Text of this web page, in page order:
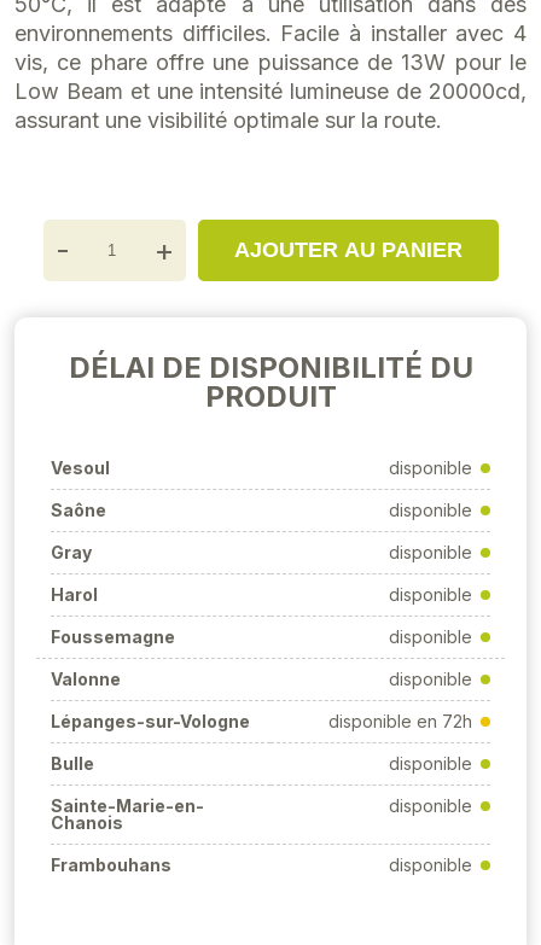
environnements difficiles. Facile à installer avec 4
vis, ce phare offre une puissance de 13W pour le
Low Beam et une intensité lumineuse de 20000cd,
assurant une visibilité optimale sur la route.
- + AJOUTER AU PANIER
DÉLAI DE DISPONIBILITÉ DU
PRODUIT
Vesoul disponible
Saône disponible
Gray disponible
Harol disponible
Foussemagne disponible
Valonne disponible
Lépanges-sur-Vologne disponible en 72h
Bulle disponible
Sainte-Marie-en-
Chanois
disponible
Frambouhans disponible